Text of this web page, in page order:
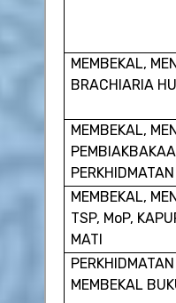
MEMBEKAL,
BRACHIARIA
MEMBEKAL,
MEMBEKAL,
TSP, MoP,
MATI
MEMBEKAL